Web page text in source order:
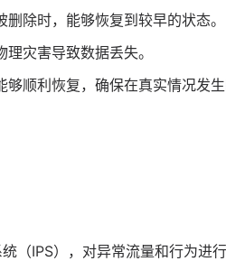
除时，能够恢复到较早的状态。
灾害导致数据丢失。
顺利恢复，确保在真实情况发
（IPS），对异常流量和行为进